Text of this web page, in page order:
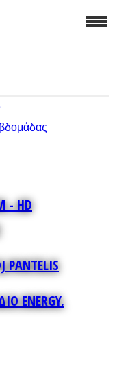
- HD
PANTELIS
ENERGY.